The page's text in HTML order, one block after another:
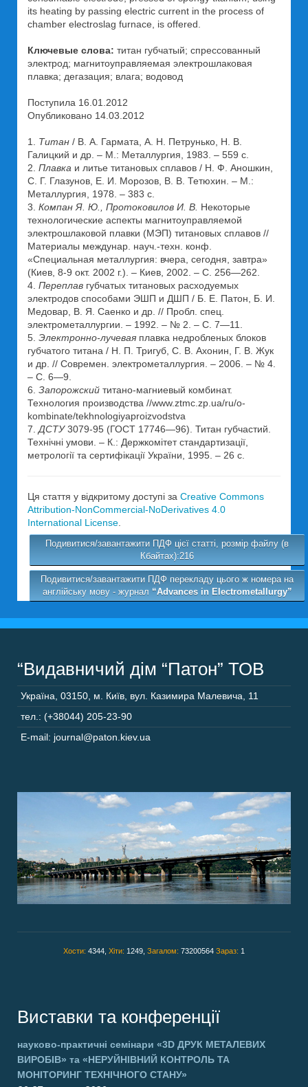
its heating by passing electric current in the process of
chamber electroslag furnace, is offered.
Ключевые слова: титан губчатый; спрессованный
электрод; магнитоуправляемая электрошлаковая
плавка; дегазация; влага; водовод
Поступила 16.01.2012
Опубликовано 14.03.2012
1. Титан / В. А. Гармата, А. Н. Петрунько, Н. В.
Галицкий и др. – М.: Металлургия, 1983. – 559 с.
2. Плавка и литье титановых сплавов / Н. Ф. Аношкин,
С. Г. Глазунов, Е. И. Морозов, В. В. Тетюхин. – М.:
Металлургия, 1978. – 383 с.
3. Компан Я. Ю., Протоковилов И. В. Некоторые
технологические аспекты магнитоуправляемой
электрошлаковой плавки (МЭП) титановых сплавов //
Материалы междунар. науч.-техн. конф.
«Специальная металлургия: вчера, сегодня, завтра»
(Киев, 8-9 окт. 2002 г.). – Киев, 2002. – С. 256—262.
4. Переплав губчатых титановых расходуемых
электродов способами ЭШП и ДШП / Б. Е. Патон, Б. И.
Медовар, В. Я. Саенко и др. // Пробл. спец.
электрометаллургии. – 1992. – № 2. – С. 7—11.
5. Электронно-лучевая плавка недробленых блоков
губчатого титана / Н. П. Тригуб, С. В. Ахонин, Г. В. Жук
и др. // Современ. электрометаллургия. – 2006. – № 4.
– С. 6—9.
6. Запорожский титано-магниевый комбинат.
Технология производства //www.ztmc.zp.ua/ru/o-
kombinate/tekhnologiyaproizvodstva
7. ДСТУ3079-95 (ГОСТ 17746—96). Титан губчастий.
Технічні умови. – К.: Держкомітет стандартизації,
метрології та сертифікації України, 1995. – 26 с.
Ця стаття у відкритому доступі за Creative Commons
Attribution-NonCommercial-NoDerivatives 4.0
International License
Подивитися/завантажити ПДФ цієї статті, розмір файлу (в
Кбайтах):216
Подивитися/завантажити ПДФ перекладу цього ж номера на
англійську мову - журнал “Advances in Electrometallurgy”
“Видавничий дім “Патон” ТОВ
Україна 03150 м. Київ, вул. Казимира Малевича, 11
тел.: (+38044) 205-23-90
E-mail: journal@paton.kiev.ua
Хости: 4344, Хіти: 1249, Загалом: 73200564 Зараз: 1
Виставки та конференції
науково-практичні семінари «3D ДРУК МЕТАЛЕВИХ
ВИРОБІВ» та «НЕРУЙНІВНИЙ КОНТРОЛЬ ТА
МОНІТОРИНГ ТЕХНІЧНОГО СТАНУ»